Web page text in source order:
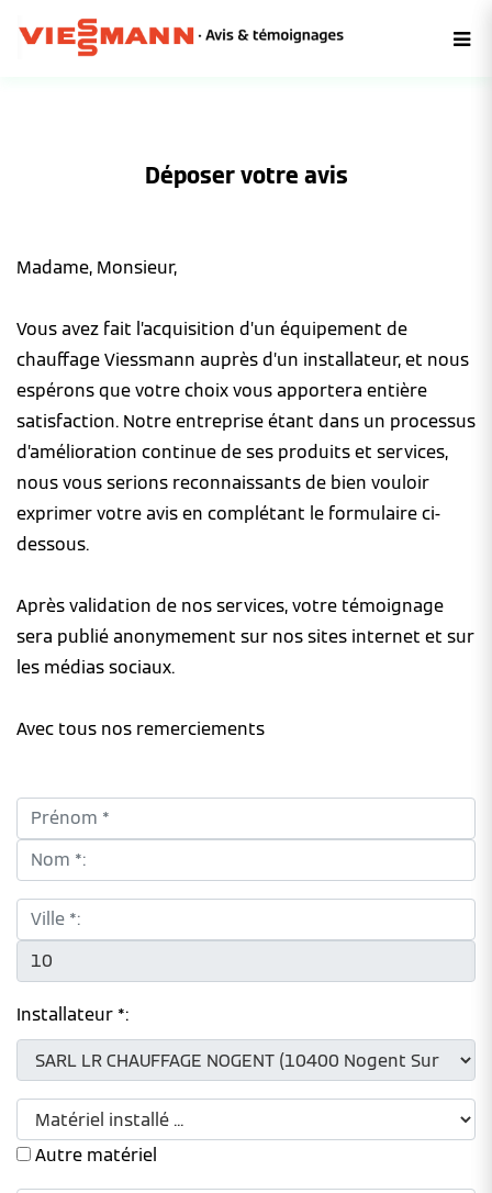
Déposer votre avis
Madame, Monsieur,
Vous avez fait l’acquisition d’un équipement de
chauffage Viessmann auprès d’un installateur, et nous
espérons que votre choix vous apportera entière
satisfaction. Notre entreprise étant dans un processus
d’amélioration continue de ses produits et services,
nous vous serions reconnaissants de bien vouloir
exprimer votre avis en complétant le formulaire ci-
dessous.
Après validation de nos services, votre témoignage
sera publié anonymement sur nos sites internet et sur
les médias sociaux.
Avec tous nos remerciements
Prénom *:
Nom *:
Ville *:
CP *:
Installateur *:
Autre matériel